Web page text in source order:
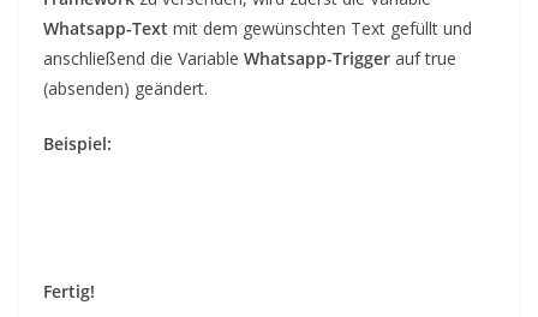
Whatsapp-Text mit dem gewünschten Text gefüllt und
anschließend die Variable Whatsapp-Trigger auf true
(absenden) geändert.
Beispiel:
Fertig!